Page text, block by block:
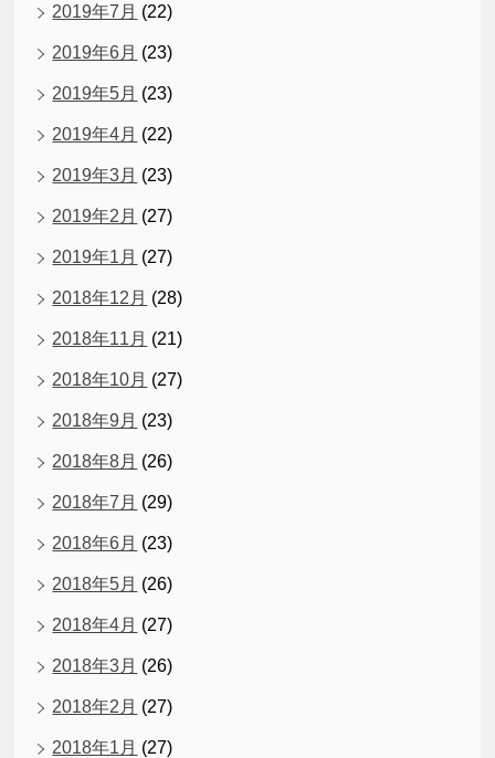
2019年7月 (22)
2019年6月 (23)
2019年5月 (23)
2019年4月 (22)
2019年3月 (23)
2019年2月 (27)
2019年1月 (27)
2018年12月 (28)
2018年11月 (21)
2018年10月 (27)
2018年9月 (23)
2018年8月 (26)
2018年7月 (29)
2018年6月 (23)
2018年5月 (26)
2018年4月 (27)
2018年3月 (26)
2018年2月 (27)
2018年1月 (27)